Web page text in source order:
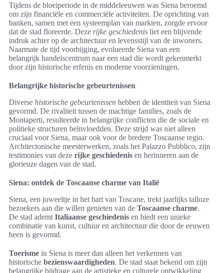
Tijdens de bloeiperiode in de middeleeuwen was Siena beroemd
om zijn financiële en commerciële activiteiten. De oprichting van
banken, samen met een systeemplan van markten, zorgde ervoor
dat de stad floreerde. Deze rijke geschiedenis liet een blijvende
indruk achter op de architectuur en levensstijl van de inwoners.
Naarmate de tijd voorbijging, evolueerde Siena van een
belangrijk handelscentrum naar een stad die wordt gekenmerkt
door zijn historische erfenis en moderne voorzieningen.
Belangrijke historische gebeurtenissen
Diverse historische gebeurtenissen hebben de identiteit van Siena
gevormd. De rivaliteit tussen de machtige families, zoals de
Montaperti, resulteerde in belangrijke conflicten die de sociale en
politieke structuren beïnvloedden. Deze strijd was niet alleen
cruciaal voor Siena, maar ook voor de bredere Toscaanse regio.
Architectonische meesterwerken, zoals het Palazzo Pubblico, zijn
testimonies van deze rijke geschiedenis en herinneren aan de
glorieuze dagen van de stad.
Siena: ontdek de Toscaanse charme van Italië
Siena, een juweeltje in het hart van Toscane, trekt jaarlijks talloze
bezoekers aan die willen genieten van de Toscaanse charme.
De stad ademt Italiaanse geschiedenis en biedt een unieke
combinatie van kunst, cultuur en architectuur die door de eeuwen
heen is gevormd.
Toerisme in Siena is meer dan alleen het verkennen van
historische bezienswaardigheden. De stad staat bekend om zijn
belangrijke bijdrage aan de artistieke en culturele ontwikkeling